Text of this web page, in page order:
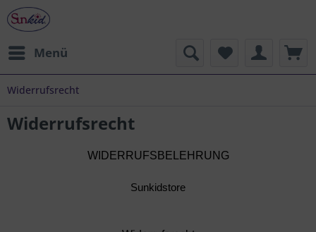
Menü
Widerrufsrecht
Widerrufsrecht
WIDERRUFSBELEHRUNG
Sunkidstore